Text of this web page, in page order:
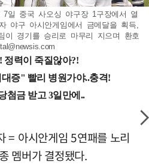
일 중국 사오싱 야구장 1구장에서 열
야구 아시안게임에서 금메달을 획득,
이 경기를 승리로 마무리 지으며 환호
= 아시안게임 5연패를 노리
멤버가 결정됐다.